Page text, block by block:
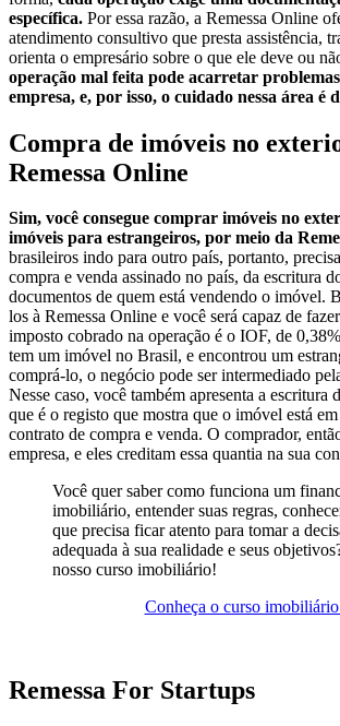
específica. Por essa razão, a Remessa Online
atendimento consultivo que presta assistência,
orienta o empresário sobre o que ele deve ou
operação mal feita pode acarretar
empresa, e, por isso, o cuidado nessa área é
Compra de imóveis no
Remessa Online
Sim, você consegue comprar imóveis no
imóveis para estrangeiros, por meio da
brasileiros indo para outro país, portanto,
compra e venda assinado no país, da escritura
documentos de quem está vendendo o imóvel.
los à Remessa Online e você será capaz de
imposto cobrado na operação é o IOF, de
tem um imóvel no Brasil, e encontrou um
comprá-lo, o negócio pode ser intermediado
Nesse caso, você também apresenta a
que é o registo que mostra que o imóvel está
contrato de compra e venda. O comprador,
empresa, e eles creditam essa quantia na sua
Você quer saber como funciona um
imobiliário, entender suas regras,
que precisa ficar atento para tomar a
adequada à sua realidade e seus
nosso curso imobiliário!
Conheça o curso
Remessa For Startups